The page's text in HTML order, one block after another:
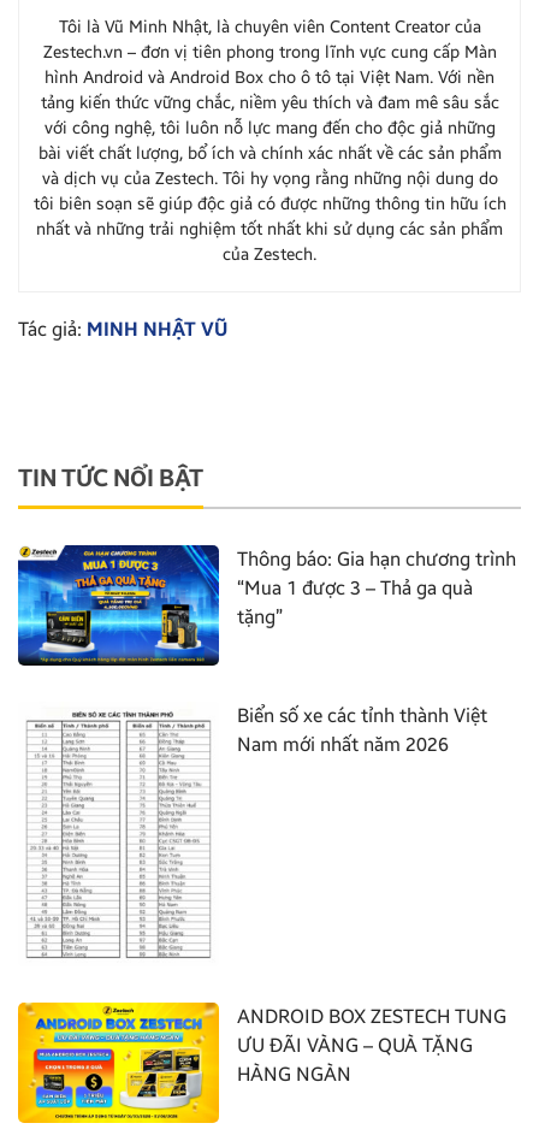
Tôi là Vũ Minh Nhật, là chuyên viên Content Creator của
Zestech.vn – đơn vị tiên phong trong lĩnh vực cung cấp Màn
hình Android và Android Box cho ô tô tại Việt Nam. Với nền
tảng kiến thức vững chắc, niềm yêu thích và đam mê sâu sắc
với công nghệ, tôi luôn nỗ lực mang đến cho độc giả những
bài viết chất lượng, bổ ích và chính xác nhất về các sản phẩm
và dịch vụ của Zestech. Tôi hy vọng rằng những nội dung do
tôi biên soạn sẽ giúp độc giả có được những thông tin hữu ích
nhất và những trải nghiệm tốt nhất khi sử dụng các sản phẩm
của Zestech.
Tác giả: MINH NHẬT VŨ
TIN TỨC NỔI BẬT
Thông báo: Gia hạn chương trình
“Mua 1 được 3 – Thả ga quà
tặng”
Biển số xe các tỉnh thành Việt
Nam mới nhất năm 2026
ANDROID BOX ZESTECH TUNG
ƯU ĐÃI VÀNG – QUÀ TẶNG
HÀNG NGÀN